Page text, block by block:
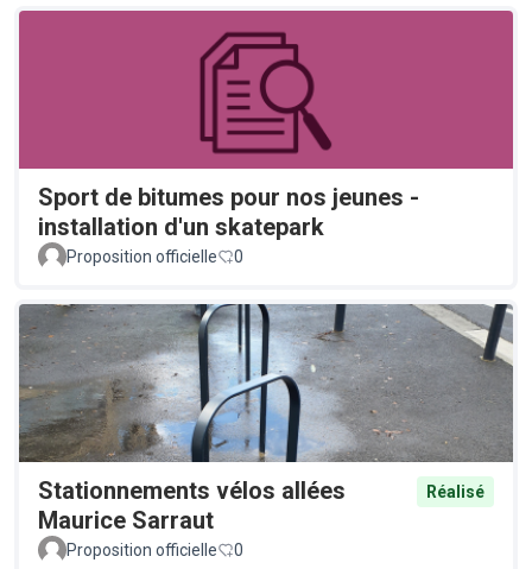
Sport de bitumes pour nos jeunes -
installation d'un skatepark
Proposition officielle 0
Stationnements vélos allées
Maurice Sarraut
Réalisé
Proposition officielle 0